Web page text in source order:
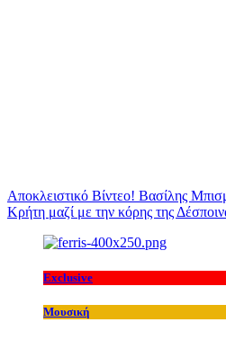
Αποκλειστικό Βίντεο! Βασίλης
Κρήτη μαζί με την κόρης της
Exclusive
Μουσική